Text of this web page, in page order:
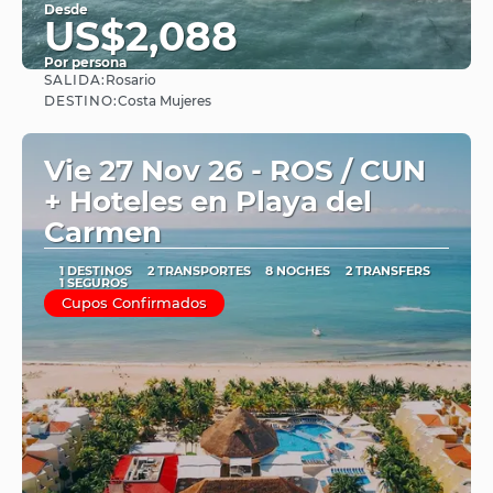
Desde
US$2,088
Por persona
SALIDA: Rosario
DESTINO:Costa Mujeres
Vie 27 Nov 26 - ROS / CUN
+ Hoteles en Playa del
Carmen
1 DESTINOS 2 TRANSPORTES 8 NOCHES 2 TRANSFERS
1 SEGUROS
Cupos Confirmados